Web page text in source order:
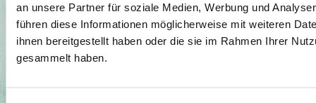
an unsere Partner für soziale Medien, Werbung und
führen diese Informationen möglicherweise mit weiteren
ihnen bereitgestellt haben oder die sie im Rahmen Ihrer
gesammelt haben.